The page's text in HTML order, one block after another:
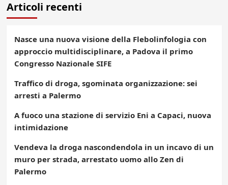
Articoli recenti
Nasce una nuova visione della Flebolinfologia con
approccio multidisciplinare, a Padova il primo
Congresso Nazionale SIFE
Traffico di droga, sgominata organizzazione: sei
arresti a Palermo
A fuoco una stazione di servizio Eni a Capaci, nuova
intimidazione
Vendeva la droga nascondendola in un incavo di un
muro per strada, arrestato uomo allo Zen di
Palermo